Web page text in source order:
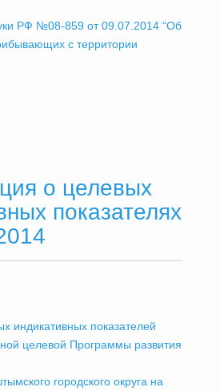
РФ №08-859 от 09.07.2014 “Об
с территории
о целевых
показателях
индикативных показателей
целевой Программы развития
городского округа на